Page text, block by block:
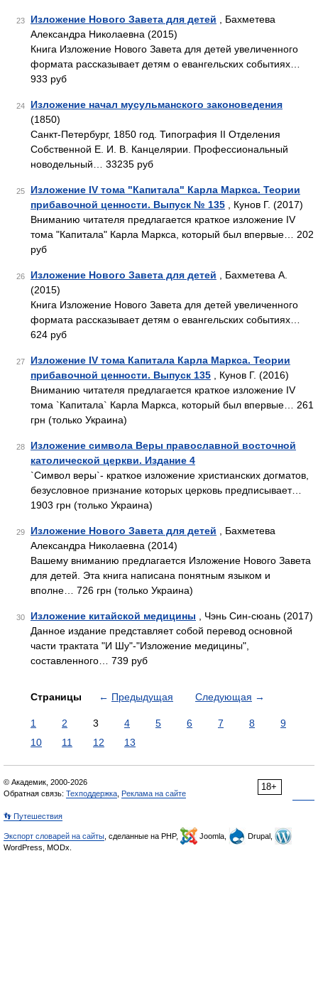
23 Изложение Нового Завета для детей , Бахметева
Александра Николаевна (2015)
Книга Изложение Нового Завета для детей увеличенного
формата рассказывает детям о евангельских событиях…
933 руб
24
Изложение начал мусульманского законоведения
(1850)
Санкт-Петербург, 1850 год. Типография II Отделения
Собственной Е. И. В. Канцелярии. Профессиональный
новодельный… 33235 руб
25
Изложение IV тома "Капитала" Карла Маркса. Теории
прибавочной ценности. Выпуск № 135 , Кунов Г. (2017)
Вниманию читателя предлагается краткое изложение IV
тома "Капитала" Карла Маркса, который был впервые… 202
руб
26 Изложение Нового Завета для детей , Бахметева А.
(2015)
Книга Изложение Нового Завета для детей увеличенного
формата рассказывает детям о евангельских событиях…
624 руб
27
Изложение IV тома Капитала Карла Маркса. Теории
прибавочной ценности. Выпуск 135 , Кунов Г. (2016)
Вниманию читателя предлагается краткое изложение IV
тома `Капитала` Карла Маркса, который был впервые… 261
грн (только Украина)
28
Изложение символа Веры православной восточной
католической церкви. Издание 4
`Символ веры`- краткое изложение христианских догматов,
безусловное признание которых церковь предписывает…
1903 грн (только Украина)
29 Изложение Нового Завета для детей , Бахметева
Александра Николаевна (2014)
Вашему вниманию предлагается Изложение Нового Завета
для детей. Эта книга написана понятным языком и
вполне… 726 грн (только Украина)
30 Изложение китайской медицины , Чэнь Син-сюань (2017)
Данное издание представляет собой перевод основной
части трактата "И Шу"-"Изложение медицины",
составленного… 739 руб
Страницы ← Предыдущая Следующая →
1 2 3 4 5 6 7 8
9
10
11 12 13
18+
© Академик, 2000-2026
Обратная связь: Техподдержка Реклама на сайте
👣 Путешествия
Экспорт словарей на сайты , сделанные на PHP, Joomla,
Drupal,
WordPress, MODx.